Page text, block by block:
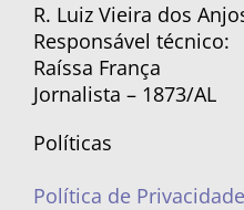
R. Luiz Vieira dos
Responsável técnico:
Raíssa França
Jornalista – 1873/AL
Políticas
Política de Privacidade